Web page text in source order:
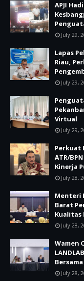
APJI
July 29,
Lapas
Riau,
July 29,
Virtual
July 29,
Perkuat
ATR/
Kinerja
July 28,
Menteri
Barat
Kualitas
July 28,
Wamen
Bersama
July 28,